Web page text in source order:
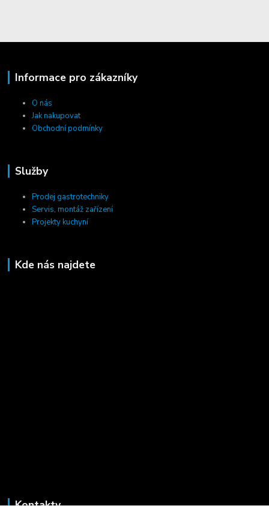
Informace pro zákazníky
O nás
Jak nakupovat
Obchodní podmínky
Služby
Prodej gastrotechniky
Servis, montáž zařízení
Projekty kuchyní
Kde nás najdete